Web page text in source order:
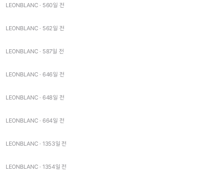
LEONBLANC · 560일 전
LEONBLANC · 562일 전
LEONBLANC · 587일 전
LEONBLANC · 646일 전
LEONBLANC · 648일 전
LEONBLANC · 664일 전
LEONBLANC · 1353일 전
LEONBLANC · 1354일 전